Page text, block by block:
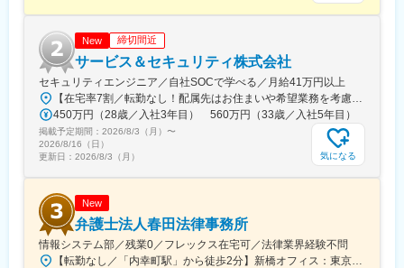
New 締切間近
サービス＆セキュリティ株式会社
セキュリティエンジニア／自社SOCで学べる／月給41万円以上
450万円（28歳／入社3年目） 560万円（33歳／入社5年目）
掲載予定期間： 2026/8/3（月） 〜
2026/8/16（日）
更新日： 2026/8/3（月） 気になる
New
弁護士法人春田法律事務所
情報システム部／残業0／フレックス在宅可／法律業界経験不問